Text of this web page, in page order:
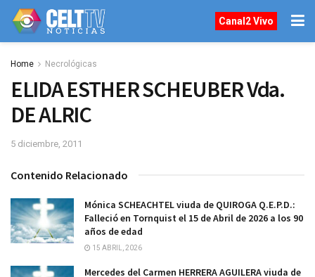
Canal2 Vivo
Home Necrológicas
ELIDA ESTHER SCHEUBER Vda.
DE ALRIC
5 diciembre, 2011
Contenido Relacionado
Mónica SCHEACHTEL viuda de QUIROGA Q.E.P.D.:
Falleció en Tornquist el 15 de Abril de 2026 a los 90
años de edad
15 ABRIL, 2026
Mercedes del Carmen HERRERA AGUILERA viuda de